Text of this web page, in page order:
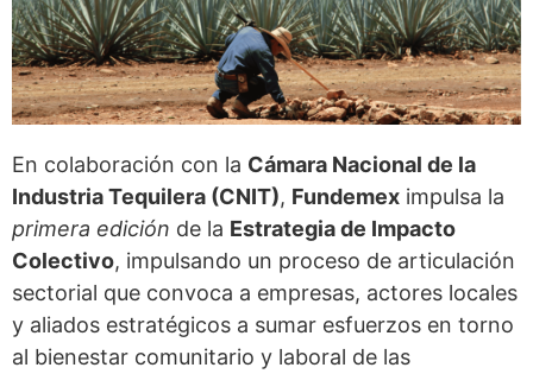
En colaboración con la Cámara Nacional de la
Industria Tequilera (CNIT), Fundemex impulsa la
primera edición de la Estrategia de Impacto
Colectivo, impulsando un proceso de articulación
sectorial que convoca a empresas, actores locales
y aliados estratégicos a sumar esfuerzos en torno
al bienestar comunitario y laboral de las